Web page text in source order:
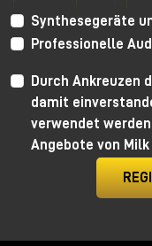
perfekt der
Synthesizer
Steuerung,
Warum der
wichtig für
Synthesegeräte
Professionelle
Durch Ankreuzen
damit
verwendet
Angebote von